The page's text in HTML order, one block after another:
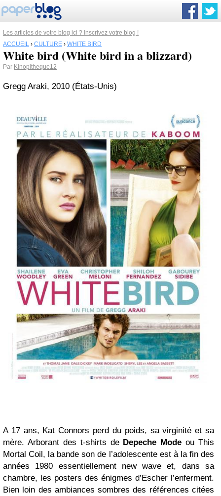
Les articles de votre blog ici ? Inscrivez votre blog !
ACCUEIL › CULTURE › WHITE BIRD
White bird (White bird in a blizzard)
Par Kinopitheque12
Gregg Araki, 2010 (États-Unis)
A 17 ans, Kat Connors perd du poids, sa virginité et sa
mère. Arborant des t-shirts de Depeche Mode ou This
Mortal Coil, la bande son de l’adolescente est à la fin des
années 1980 essentiellement new wave et, dans sa
chambre, les posters des énigmes d’Escher l’enferment.
Bien loin des ambiances sombres des références citées